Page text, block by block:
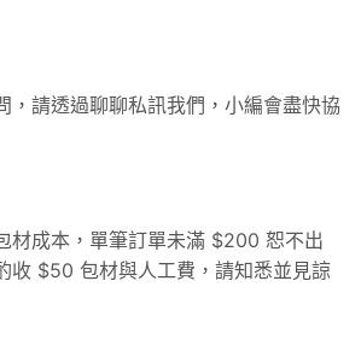
，請透過聊聊私訊我們，小編會盡快協
材成本，單筆訂單未滿 $200 恕不出
收 $50 包材與人工費，請知悉並見諒